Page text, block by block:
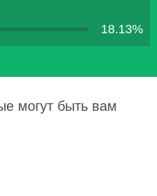
18.13%
могут быть вам